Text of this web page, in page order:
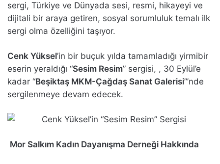
sergi, Türkiye ve Dünyada sesi, resmi, hikayeyi ve
dijitali bir araya getiren, sosyal sorumluluk temalı ilk
sergi olma özelliğini taşıyor.
Cenk Yüksel’in bir buçuk yılda tamamladığı yirmibir
eserin yeraldığı “Sesim Resim” sergisi, , 30 Eylül’e
kadar “Beşiktaş MKM-Çağdaş Sanat Galerisi”’nde
sergilenmeye devam edecek.
Mor Salkım Kadın Dayanışma Derneği Hakkında